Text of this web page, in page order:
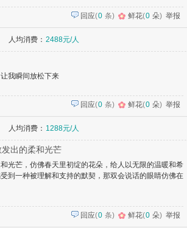
回应(0 条) 鲜花(0 朵) 举报
人均消费： 2488元/人
我瞬间放松下来
回应(0 条) 鲜花(0 朵) 举报
人均消费： 1288元/人
出的柔和光芒
光芒，仿佛春天里初绽的花朵，给人以无限的温暖和希
到一种被理解和支持的默契，那双会说话的眼睛仿佛在
回应(0 条) 鲜花(0 朵) 举报